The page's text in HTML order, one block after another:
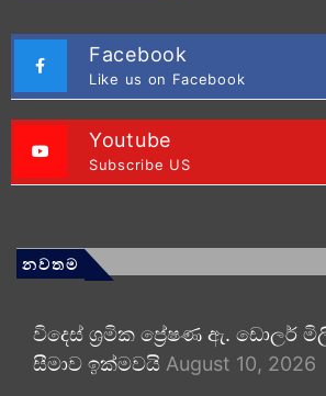
Facebook
Like us on Facebook
Youtube
Subscribe US
නවතම
විදෙස් ශ්‍රමික ප්‍රේෂණ ඇ. ඩොලර්
සීමාව ඉක්මවයි August 10, 2026